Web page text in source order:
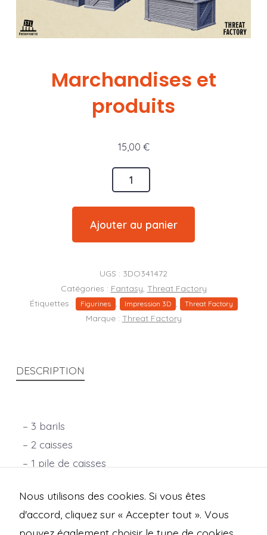
Marchandises et
produits
15,00 €
Marchandises
Ajouter au panier
UGS : 3DO341472
Catégories : Fantasy, Threat Factory
Étiquettes :
Figurines , Impression 3D , Threat Factory
Marque : Threat Factory
DESCRIPTION
– 3 barils
– 2 caisses
– 1 pile de caisses
Échelle : 28 mm.
Nous utilisons des cookies. Si vous êtes
d'accord, cliquez sur « Accepter tout ». Vous